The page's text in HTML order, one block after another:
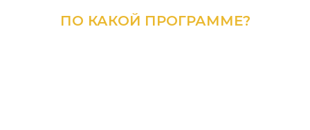
ПО КАКОЙ ПРОГРАММЕ?